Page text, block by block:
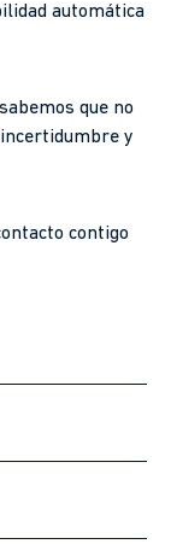
automática
que no
y
contigo